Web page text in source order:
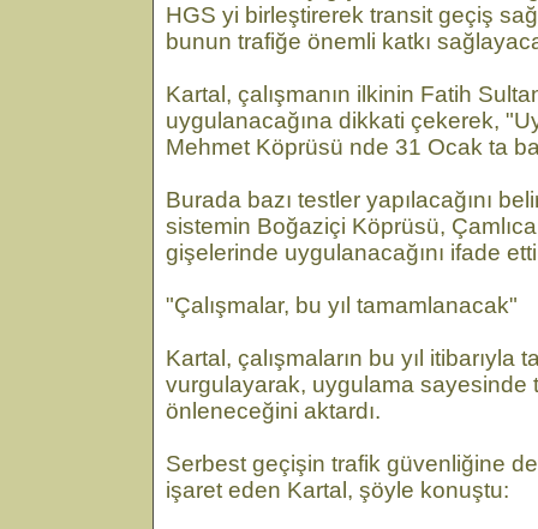
HGS yi birleştirerek transit geçiş
bunun trafiğe önemli katkı
Kartal, çalışmanın ilkinin Fatih
uygulanacağına dikkati çekerek,
Mehmet Köprüsü nde 31 Ocak ta
Burada bazı testler yapılacağını
sistemin Boğaziçi Köprüsü,
gişelerinde uygulanacağını ifade
"Çalışmalar, bu yıl tamamlanacak"
Kartal, çalışmaların bu yıl itibarıyla
vurgulayarak, uygulama sayesinde
önleneceğini aktardı.
Serbest geçişin trafik güvenliğine
işaret eden Kartal, şöyle konuştu: